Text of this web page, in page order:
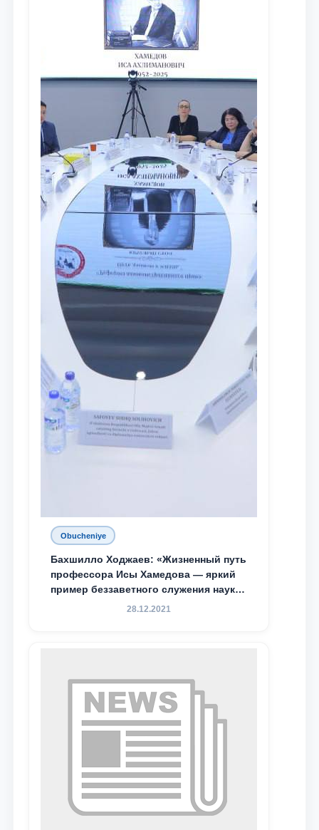
Obucheniye
Бахшилло Ходжаев: «Жизненный путь
профессора Исы Хамедова — яркий
пример беззаветного служения науке,
Родине и воспитанию молодого
28.12.2021